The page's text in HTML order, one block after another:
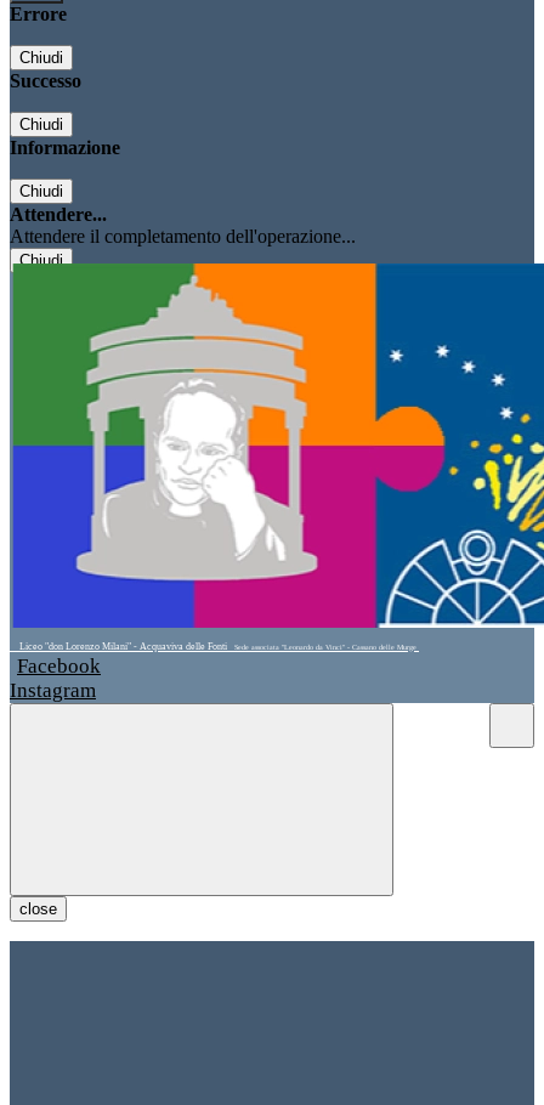
Errore
Chiudi
Successo
Chiudi
Informazione
Chiudi
Attendere...
Attendere il completamento dell'operazione...
Chiudi
Liceo "don Lorenzo Milani" - Acquaviva delle Fonti Sede associata "Leonardo da Vinci" - Cassano delle Murge
Facebook
Instagram
close